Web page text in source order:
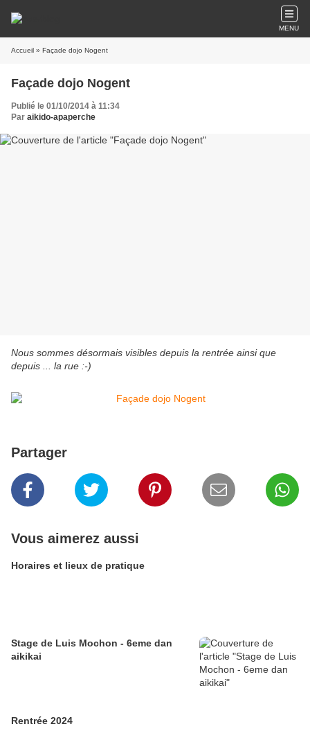
MENU
Accueil » Façade dojo Nogent
Façade dojo Nogent
Publié le 01/10/2014 à 11:34
Par aikido-apaperche
Nous sommes désormais visibles depuis la rentrée ainsi que
depuis ... la rue :-)
Partager
Vous aimerez aussi
Horaires et lieux de pratique
Stage de Luis Mochon - 6eme dan
aikikai
Rentrée 2024